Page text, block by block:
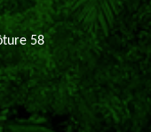
58